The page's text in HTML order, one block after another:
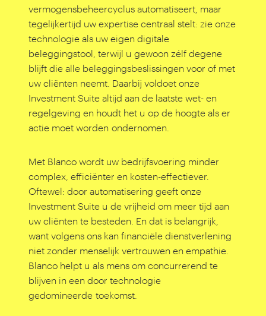
vermogensbeheercyclus automatiseert, maar
tegelijkertijd uw expertise centraal stelt: zie onze
technologie als uw eigen digitale
beleggingstool, terwijl u gewoon zélf degene
blijft die alle beleggingsbeslissingen voor of met
uw cliënten neemt. Daarbij voldoet onze
Investment Suite altijd aan de laatste wet- en
regelgeving en houdt het u op de hoogte als er
actie moet worden ondernomen.
Met Blanco wordt uw bedrijfsvoering minder
complex, efficiënter en kosten-effectiever.
Oftewel: door automatisering geeft onze
Investment Suite u de vrijheid om meer tijd aan
uw cliënten te besteden. En dat is belangrijk,
want volgens ons kan financiële dienstverlening
niet zonder menselijk vertrouwen en empathie.
Blanco helpt u als mens om concurrerend te
blijven in een door technologie
gedomineerde toekomst.